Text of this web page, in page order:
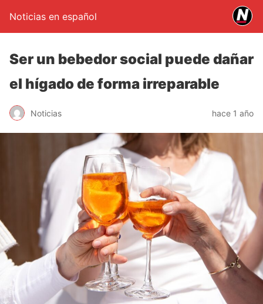
Noticias en español
Ser un bebedor social puede dañar
el hígado de forma irreparable
Noticias hace 1 año